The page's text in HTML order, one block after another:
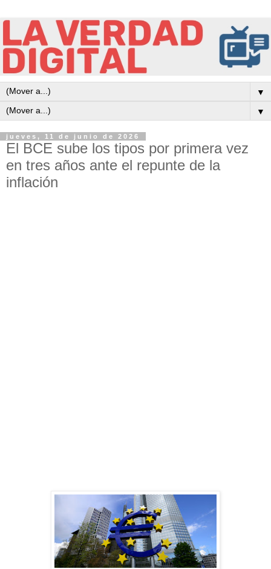
▼
▼
jueves, 11 de junio de 2026
El BCE sube los tipos por primera vez
en tres años ante el repunte de la
inflación